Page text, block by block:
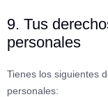
9. Tus
personales
Tienes los siguientes
personales: